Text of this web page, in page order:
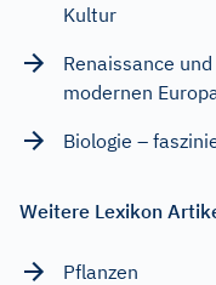
Kultur
Renaissance
modernen
Biologie –
Weitere Lexikon
Pflanzen